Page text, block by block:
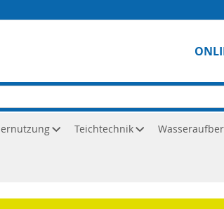
Teichtechnik